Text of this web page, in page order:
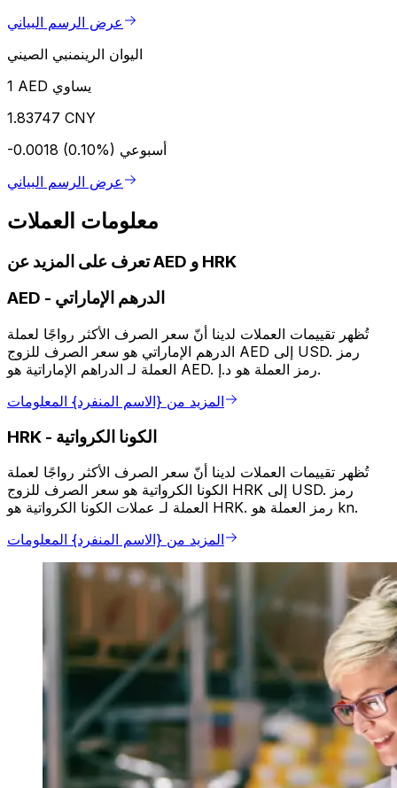
عرض الرسم البياني
اليوان الرينمنبي الصيني
1 AED يساوي
1.83747 CNY
-0.0018 (0.10%) أسبوعي
عرض الرسم البياني
معلومات العملات
تعرف على المزيد عن AED و HRK
AED - الدرهم الإماراتي
تُظهر تقييمات العملات لدينا أنّ سعر الصرف الأكثر رواجًا لعملة
الدرهم الإماراتي هو سعر الصرف للزوج AED إلى USD. رمز
العملة لـ الدراهم الإماراتية هو AED. رمز العملة هو د.إ.
المزيد من {الاسم المنفرد} المعلومات
HRK - الكونا الكرواتية
تُظهر تقييمات العملات لدينا أنّ سعر الصرف الأكثر رواجًا لعملة
الكونا الكرواتية هو سعر الصرف للزوج HRK إلى USD. رمز
العملة لـ عملات الكونا الكرواتية هو HRK. رمز العملة هو kn.
المزيد من {الاسم المنفرد} المعلومات